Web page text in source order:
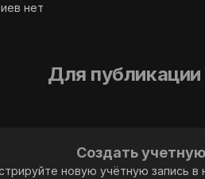
нет
Для публикации
Создать
новую учётную запись